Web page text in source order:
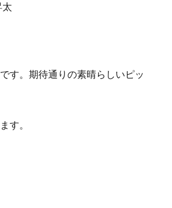
太
す。期待通りの素晴らしいピッ
す。